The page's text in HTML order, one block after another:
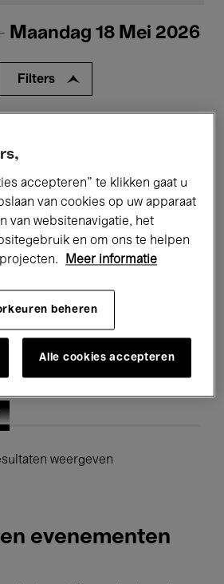
Maandag 18 Mei 2026
Filters
Lezingen & Debatten
Muziek Global Music
Kids’ Palace
Rondleidingen
weergeven
evenementen
accepteren” te klikken gaat u
van cookies op uw apparaat
van websitenavigatie, het
en om ons te helpen
Meer informatie
beheren
Alle cookies accepteren